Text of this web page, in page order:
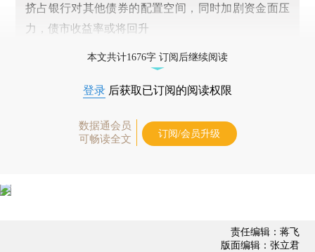
挤占银行对其他债券的配置空间，同时加剧资金面压
力，债市收益率或将回升
本文共计1676字 订阅后继续阅读
登录 后获取已订阅的阅读权限
数据通会员
可畅读全文
订阅/会员升级
责任编辑：蒋飞
版面编辑：张立君